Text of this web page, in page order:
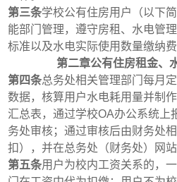
第三条学校公有住房用户（以下
能部门管理，遵守房租、水电管
标准以及水电实际使用数量缴纳费
第二章公有住房租金、
第四条总务处相关管理部门每月
数据，核算用户水电耗用量并制
汇总表，通过学校OA办公系统上
务处审核；通过审核后由财务处
扣），并在总务处（财务处）网站
第五条用户为校内工资关系的，